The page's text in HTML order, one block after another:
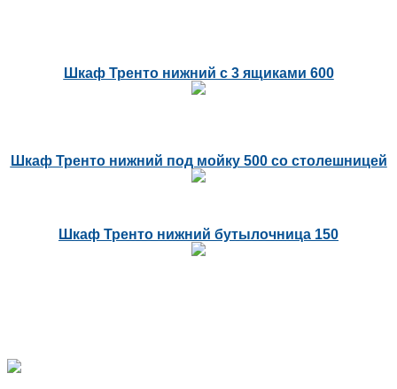
Шкаф Тренто нижний с 3 ящиками 600
Шкаф Тренто нижний под мойку 500 со столешницей
Шкаф Тренто нижний бутылочница 150